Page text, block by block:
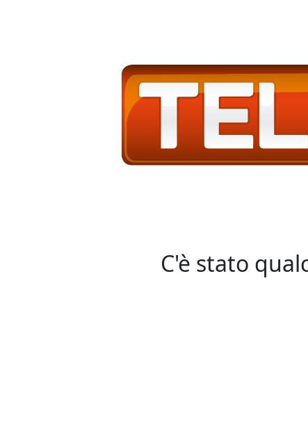
C'è stato